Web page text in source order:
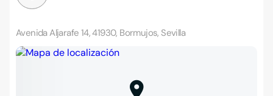
Avenida Aljarafe 14, 41930, Bormujos, Sevilla